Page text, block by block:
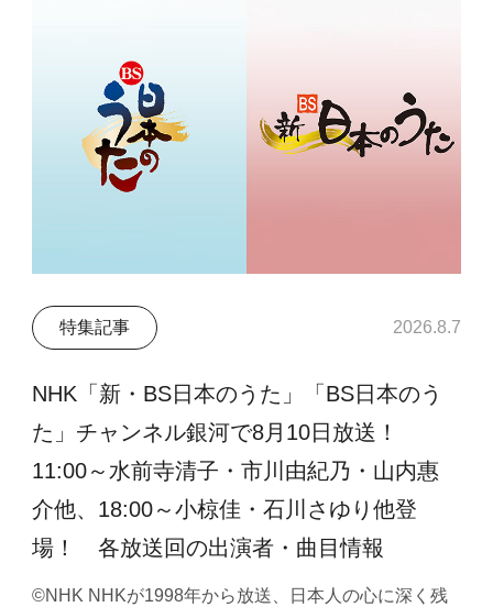
特集記事 2026.8.7
NHK「新・BS日本のうた」「BS日本のう
た」チャンネル銀河で8月10日放送！
11:00～水前寺清子・市川由紀乃・山内惠
介他、18:00～小椋佳・石川さゆり他登
場！ 各放送回の出演者・曲目情報
©NHK NHKが1998年から放送、日本人の心に深く残